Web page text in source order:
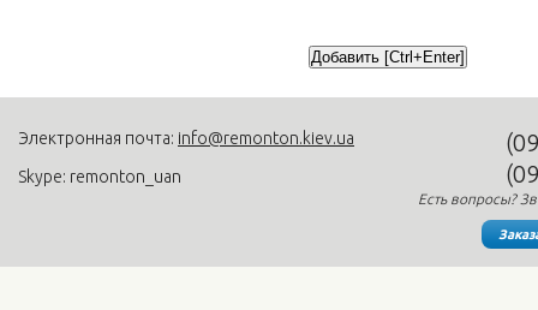
Электронная почта: info@remonton.kiev.ua
Skype: remonton_uan
Есть вопросы?